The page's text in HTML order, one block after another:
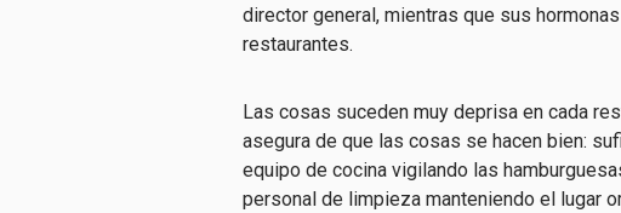
director general, mientras que sus
restaurantes.
Las cosas suceden muy deprisa en cada
asegura de que las cosas se hacen bien:
equipo de cocina vigilando las
personal de limpieza manteniendo el lugar